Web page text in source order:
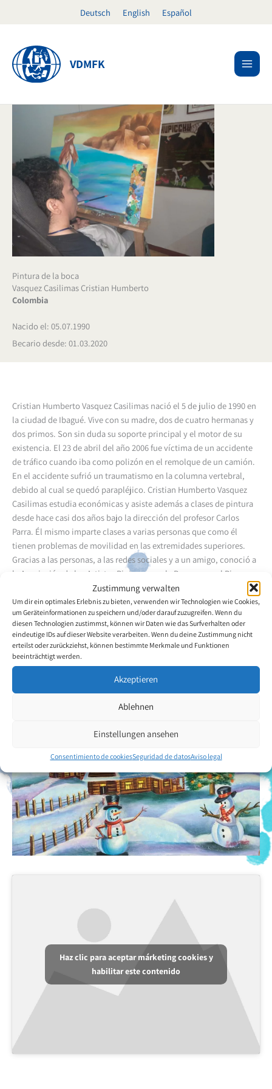
Zustimmung verwalten
Um dir ein optimales Erlebnis zu bieten, verwenden wir Technologien wie Cookies,
um Geräteinformationen zu speichern und/oder darauf zuzugreifen. Wenn du
diesen Technologien zustimmst, können wir Daten wie das Surfverhalten oder
eindeutige IDs auf dieser Website verarbeiten. Wenn du deine Zustimmung nicht
erteilst oder zurückziehst, können bestimmte Merkmale und Funktionen
beeinträchtigt werden.
Akzeptieren
Ablehnen
Einstellungen ansehen
Consentimiento de cookiesSeguridad de datosAviso legal
Deutsch English Español
VDMFK
Pintura de la boca
Vasquez Casilimas Cristian Humberto
Colombia
Nacido el: 05.07.1990
Becario desde: 01.03.2020
Cristian Humberto Vasquez Casilimas nació el 5 de julio de 1990 en
la ciudad de Ibagué. Vive con su madre, dos de cuatro hermanas y
dos primos. Son sin duda su soporte principal y el motor de su
existencia. El 23 de abril del año 2006 fue víctima de un accidente
de tráfico cuando iba como polizón en el remolque de un camión.
En el accidente sufrió un traumatismo en la columna vertebral,
debido al cual se quedó parapléjico. Cristian Humberto Vasquez
Casilimas estudia económicas y asiste además a clases de pintura
desde hace casi dos años bajo la dirección del profesor Carlos
Parra. Él mismo imparte clases a varias personas que como él
tienen problemas de movilidad en las extremidades superiores.
Gracias a las personas, a las redes sociales y a un amigo, conoció a
la Asociación de los Artistas Pintores con la Boca y con el Pie.
Cristian Humberto Vasquez Casilimas ha encontrado en la pintura
un camino para no pensar en los problemas y/o situaciones
difíciles que a veces tiene en la vida.
Volver a la descripción general del artista
Haz clic para aceptar márketing cookies y
habilitar este contenido